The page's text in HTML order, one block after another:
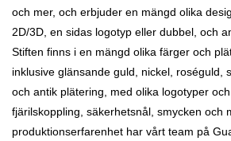
och mer, och erbjuder en mängd olika
2D/3D, en sidas logotyp eller dubbel, och
Stiften finns i en mängd olika färger och
inklusive glänsande guld, nickel, roséguld,
och antik plätering, med olika logotyper
fjärilskoppling, säkerhetsnål, smycken och
produktionserfarenhet har vårt team på